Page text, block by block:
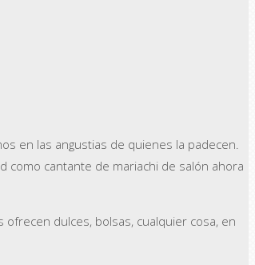
en las angustias de quienes la padecen.
como cantante de mariachi de salón ahora
dulces, bolsas, cualquier cosa, en